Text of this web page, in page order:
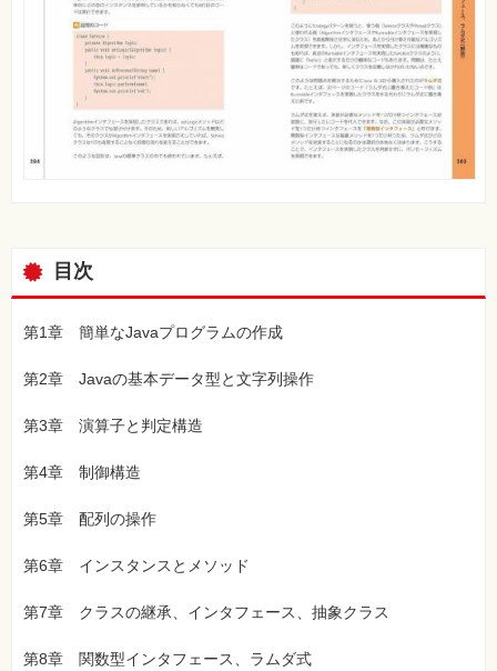
目次
第1章 簡単なJavaプログラムの作成
第2章 Javaの基本データ型と文字列操作
第3章 演算子と判定構造
第4章 制御構造
第5章 配列の操作
第6章 インスタンスとメソッド
第7章 クラスの継承、インタフェース、抽象クラス
第8章 関数型インタフェース、ラムダ式